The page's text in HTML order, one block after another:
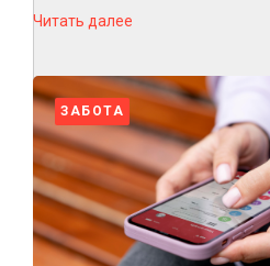
Читать далее
ЗАБОТА